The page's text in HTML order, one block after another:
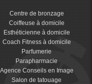
Centre de bronzage
Coiffeuse à domicile
Esthéticienne à domicile
Coach Fitness à domicile
Parfumerie
Parapharmacie
Agence Conseils en Image
Salon de tatouage